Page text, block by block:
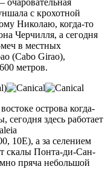
с крохотной
Николаю, когда-то
Черчилля, а сегодня
в местных
(Cabo Girao),
метров.
острова когда-
здесь работает
10Е), а за селением
скалы Понта-ди-Сан-
пряча небольшой